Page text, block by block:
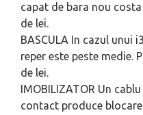
capat de bara nou
de lei.
BASCULA In cazul unui
reper este peste medie.
de lei.
IMOBILIZATOR Un
contact produce